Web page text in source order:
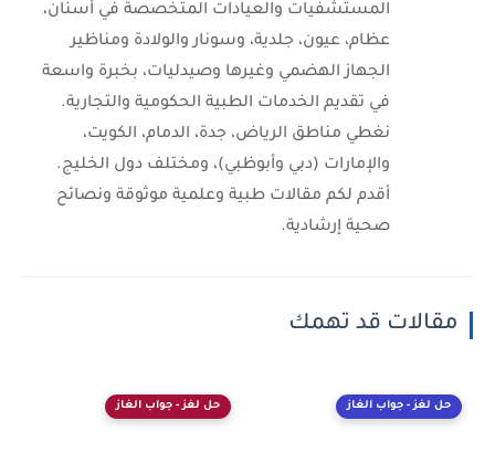
المستشفيات والعيادات المتخصصة في أسنان،
عظام، عيون، جلدية، وسونار والولادة ومناظير
الجهاز الهضمي وغيرها وصيدليات، بخبرة واسعة
في تقديم الخدمات الطبية الحكومية والتجارية.
نغطي مناطق الرياض، جدة، الدمام، الكويت،
والإمارات (دبي وأبوظبي)، ومختلف دول الخليج.
أقدم لكم مقالات طبية وعلمية موثوقة ونصائح
صحية إرشادية.
مقالات قد تهمك
حل لغز - جواب الغاز حل لغز - جواب الغاز